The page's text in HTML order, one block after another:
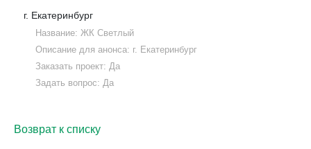
г. Екатеринбург
Название: ЖК Светлый
Описание для анонса: г. Екатеринбург
Заказать проект: Да
Задать вопрос: Да
Возврат к списку